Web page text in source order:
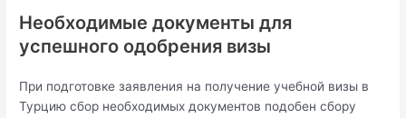
Необходимые документы для
успешного одобрения визы
При подготовке заявления на получение учебной визы в
Турцию сбор необходимых документов подобен сбору